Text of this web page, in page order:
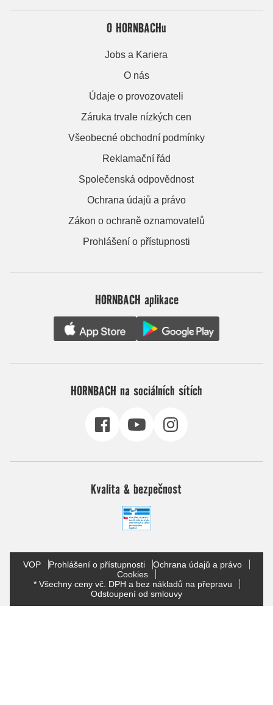
O HORNBACHu
Jobs a Kariera
O nás
Údaje o provozovateli
Záruka trvale nízkých cen
Všeobecné obchodní podmínky
Reklamační řád
Společenská odpovědnost
Ochrana údajů a právo
Zákon o ochraně oznamovatelů
Prohlášení o přístupnosti
HORNBACH aplikace
HORNBACH na sociálních sítích
Kvalita & bezpečnost
VOP Prohlášení o přístupnosti
Ochrana údajů a právo
Cookies
* Všechny ceny vč. DPH a bez nákladů na přepravu
Odstoupení od smlouvy